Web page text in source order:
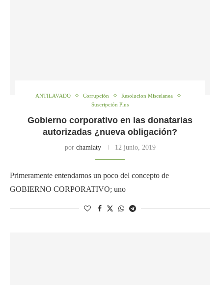
ANTILAVADO Corrupción
Resolucion Miscelanea
Suscripción Plus
Gobierno corporativo en las donatarias
autorizadas ¿nueva obligación?
por chamlaty 12 junio, 2019
Primeramente entendamos un poco del concepto de
GOBIERNO CORPORATIVO; uno